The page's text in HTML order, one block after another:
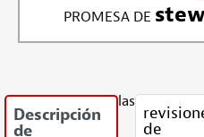
PROMESA DE
Descripción
de
las
de